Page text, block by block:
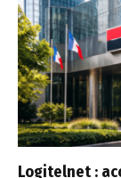
Logitelnet :